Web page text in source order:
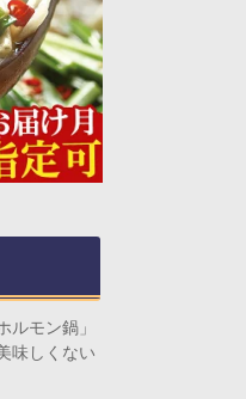
ルモン鍋」
味しくない